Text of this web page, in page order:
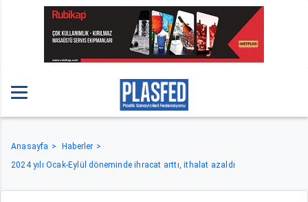
Anasayfa
Haberler
2024 yılı Ocak-Eylül döneminde ihracat arttı, ithalat azaldı